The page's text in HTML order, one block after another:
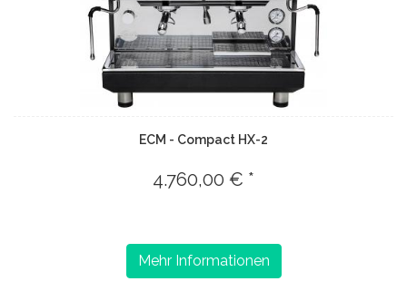
ECM - Compact HX-2
4.760,00 € *
Mehr Informationen